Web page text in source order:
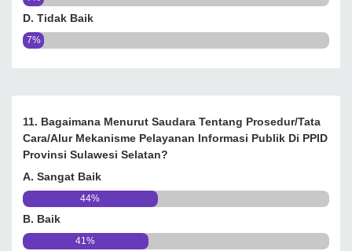
D. Tidak Baik
7%
11. Bagaimana Menurut Saudara Tentang Prosedur/tata
Cara/alur Mekanisme Pelayanan Informasi Publik Di PPID
Provinsi Sulawesi Selatan?
A. Sangat Baik
44%
B. Baik
41%